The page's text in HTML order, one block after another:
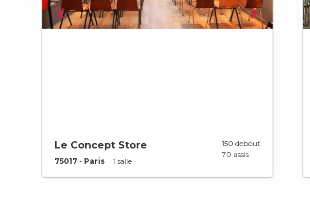
Le Concept Store
75017 - Paris 1 salle
150 debout
70 assis